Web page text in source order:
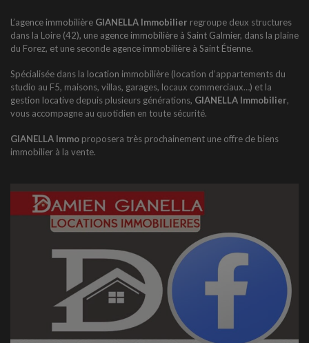
L’agence immobilière GIANELLA Immobilier regroupe deux structures
dans la Loire (42), une agence immobilière à Saint Galmier, dans la plaine
du Forez, et une seconde agence immobilière à Saint Étienne.
Spécialisée dans la location immobilière (location d’appartements du
studio au F5, maisons, villas, garages, locaux commerciaux…) et la
gestion locative depuis plusieurs générations, GIANELLA Immobilier,
vous accompagne au quotidien en toute sécurité.
GIANELLA Immo proposera très prochainement une offre de biens
immobilier à la vente.